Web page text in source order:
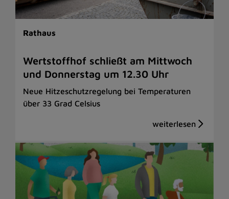
Rathaus
Wertstoffhof schließt am Mittwoch
und Donnerstag um 12.30 Uhr
Neue Hitzeschutzregelung bei Temperaturen
über 33 Grad Celsius